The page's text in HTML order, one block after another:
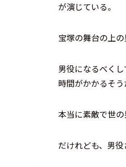
が演じている。
宝塚の舞台の上
男役になるべく
時間がかかるそう
本当に素敵で世
だけれども、男